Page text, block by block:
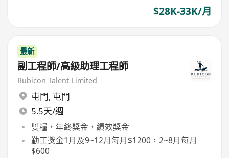
$28K-33K/月
最新
副工程師/高級助理工程師
Rubicon Talent Limited
屯門, 屯門
5.5天/週
雙糧，年終獎金，績效獎金
勤工獎金1月及9~12月每月$1200，2~8月每月
$600